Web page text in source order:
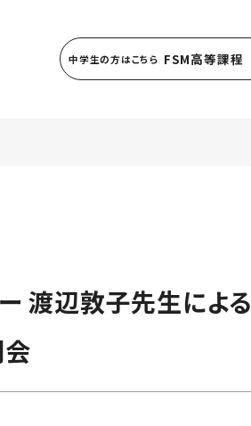
中学生の方はこちら FSM高等課程
渡辺敦子先生による